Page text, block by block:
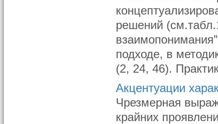
решений
подходе, в
(2, 24, 46).
Акцентуации
Чрезмерная
крайних